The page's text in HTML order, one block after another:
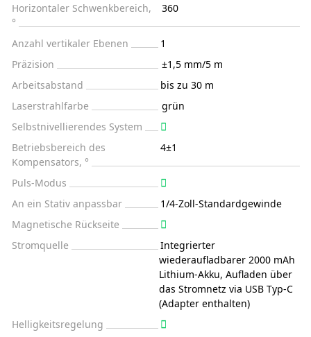
Horizontaler Schwenkbereich,
°
360
Anzahl vertikaler Ebenen
1
Präzision
±1,5 mm/5 m
Arbeitsabstand
bis zu 30 m
Laserstrahlfarbe
grün
Selbstnivellierendes System
Betriebsbereich des
Kompensators, °
4±1
Puls-Modus
An ein Stativ anpassbar
1/4-Zoll-Standardgewinde
Magnetische Rückseite
Stromquelle
Integrierter
wiederaufladbarer 2000 mAh
Lithium-Akku, Aufladen über
das Stromnetz via USB Typ-C
(Adapter enthalten)
Helligkeitsregelung